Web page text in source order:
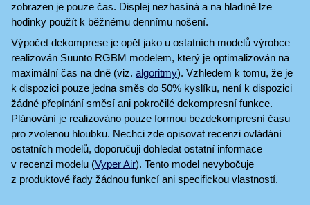
zobrazen je pouze čas. Displej nezhasíná a na hladině lze
hodinky použít k běžnému dennímu nošení.
Výpočet dekomprese je opět jako u ostatních modelů výrobce
realizován Suunto RGBM modelem, který je optimalizován na
maximální čas na dně (viz. algoritmy). Vzhledem k tomu, že je
k dispozici pouze jedna směs do 50% kyslíku, není k dispozici
žádné přepínání směsí ani pokročilé dekompresní funkce.
Plánování je realizováno pouze formou bezdekompresní času
pro zvolenou hloubku. Nechci zde opisovat recenzi ovládání
ostatních modelů, doporučuji dohledat ostatní informace
v recenzi modelu (Vyper Air). Tento model nevybočuje
z produktové řady žádnou funkcí ani specifickou vlastností.